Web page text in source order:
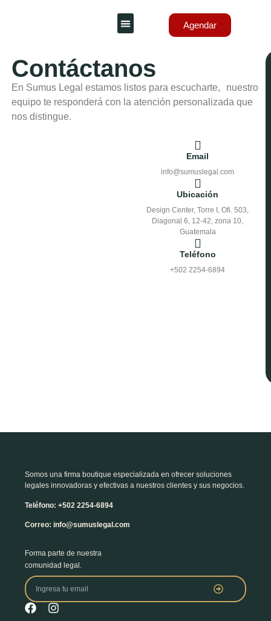
Agendar
Contáctanos
En Sumus Legal estamos listos para escucharte, nuestro
equipo te responderá con la atención personalizada que
nos distingue.
Email
info@sumuslegal.com
Ubicación
Design Center, Torre I, Ofi. 503,
Diagonal 6, 12-42, zona 10,
Guatemala
Teléfono
+502 2254-6894
Somos una firma boutique especializada en ofrecer soluciones
legales innovadoras y efectivas a nuestros clientes y sus negocios.
Teléfono: +502 2254-6894
Correo: info@sumuslegal.com
Forma parte de nuestra
comunidad legal.